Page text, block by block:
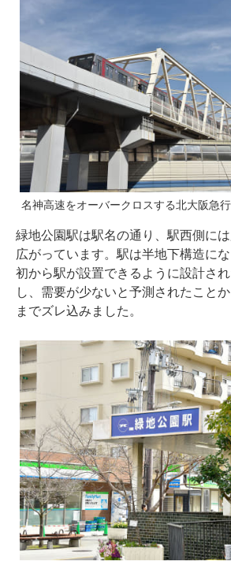
名神高速をオーバークロスする北大阪急
緑地公園駅は駅名の通り、駅西側に
広がっています。駅は半地下構造に
初から駅が設置できるように設計さ
し、需要が少ないと予測されたこと
までズレ込みました。